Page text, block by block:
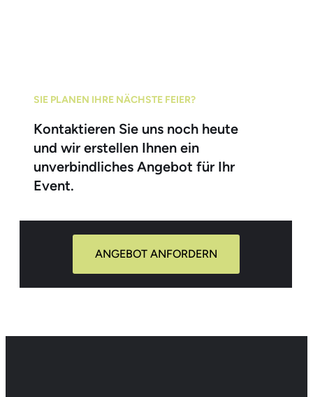
SIE PLANEN IHRE NÄCHSTE FEIER?
Kontaktieren Sie uns noch heute
und wir erstellen Ihnen ein
unverbindliches Angebot für Ihr
Event.
ANGEBOT ANFORDERN